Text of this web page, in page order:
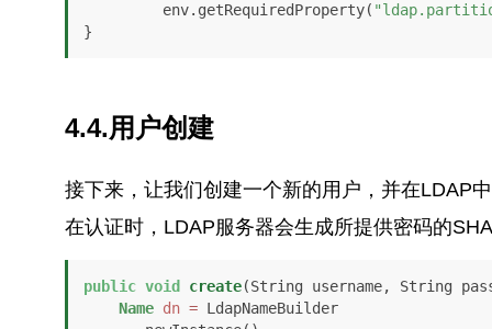
         env.getRequiredProperty(
}
4.4.用户创建
接下来，让我们创建一个新的用户，并在LDAP
在认证时，LDAP服务器会生成所提供密码的
public void create(String username, String
Name dn = LdapNameBuilder